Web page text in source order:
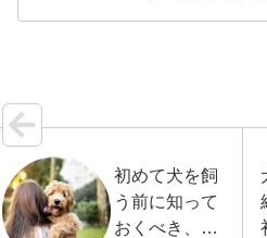
初めて犬を飼
う前に知って
おくべき、犬